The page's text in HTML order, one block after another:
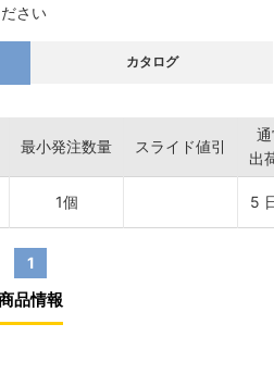
さい
カタログ
最小発注数量 スライド値引
出
1個 5
1
品情報